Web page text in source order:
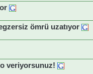
ömrü uzatıyor
veriyorsunuz!